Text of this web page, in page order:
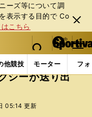
ーズ等について調
表⽰する⽬的で Co
こちら
閉じ
る
web Sportiva (webスポルティーバ)
検索
マイペ
ー
ジ
メニュ
他競技 モーター フ
馬】優秀な母エリモピク
シーが送り出
05:14 更新